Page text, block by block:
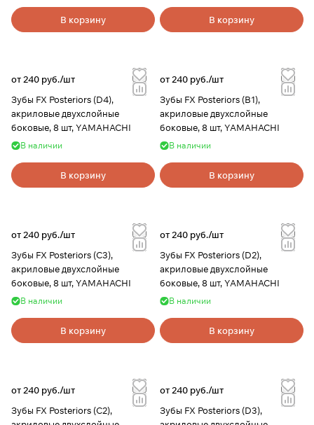
В корзину В корзину
от 240 руб./шт
Зубы FX Posteriors (D4),
акриловые двухслойные
боковые, 8 шт, YAMAHACHI
В наличии
В корзину
от 240 руб./шт
Зубы FX Posteriors (B1),
акриловые двухслойные
боковые, 8 шт, YAMAHACHI
В наличии
В корзину
от 240 руб./шт
Зубы FX Posteriors (C3),
акриловые двухслойные
боковые, 8 шт, YAMAHACHI
В наличии
В корзину
от 240 руб./шт
Зубы FX Posteriors (D2),
акриловые двухслойные
боковые, 8 шт, YAMAHACHI
В наличии
В корзину
от 240 руб./шт
Зубы FX Posteriors (C2),
от 240 руб./шт
Зубы FX Posteriors (D3),